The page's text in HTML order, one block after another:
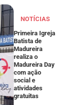
NOTÍCIAS
Primeira Igreja
Batista de
Madureira
realiza o
Madureira Day
com ação
social e
atividades
gratuitas